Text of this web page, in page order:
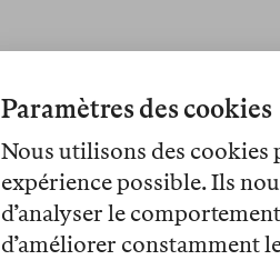
Paramètres des cookies
Nous utilisons des
expérience possible. Ils
d’analyser le
d’améliorer constamment